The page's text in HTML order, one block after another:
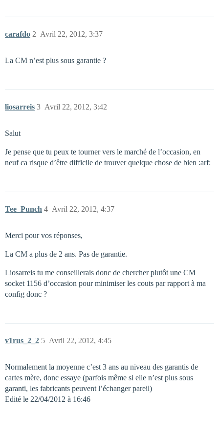
carafdo Avril 22, 2012, 3:37
2
La CM n’est plus sous garantie ?
liosarreis Avril 22, 2012, 3:42
3
Salut
Je pense que tu peux te tourner vers le marché de l’occasion, en
neuf ca risque d’être difficile de trouver quelque chose de bien :arf:
Tee_Punch Avril 22, 2012, 4:37
4
Merci pour vos réponses,
La CM a plus de 2 ans. Pas de garantie.
Liosarreis tu me conseillerais donc de chercher plutôt une CM
socket 1156 d’occasion pour minimiser les couts par rapport à ma
config donc ?
v1rus_2_2 Avril 22, 2012, 4:45
5
Normalement la moyenne c’est 3 ans au niveau des garantis de
cartes mère, donc essaye (parfois même si elle n’est plus sous
garanti, les fabricants peuvent l’échanger pareil)
Edité le 22/04/2012 à 16:46